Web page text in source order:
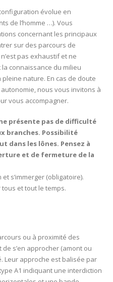
évolue en
de l’homme …). Vous
concernant les principaux
sur des parcours de
pas exhaustif et ne
connaissance du milieu
nature. En cas de doute
nous vous invitons à
vous accompagner.
présente pas de difficulté
branches. Possibilité
dans les lônes. Pensez à
et de fermeture de la
et s’immerger (obligatoire).
et tout le temps.
ou à proximité des
s’en approcher (amont ou
Leur approche est balisée par
A1 indiquant une interdiction